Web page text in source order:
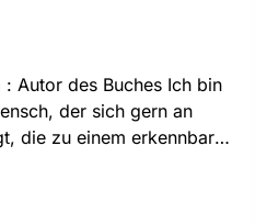
: Autor des Buches Ich bin
der sich gern an
die zu einem erkennbaren